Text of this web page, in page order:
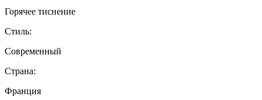
Горячее тиснение
Стиль:
Современный
Страна:
Франция